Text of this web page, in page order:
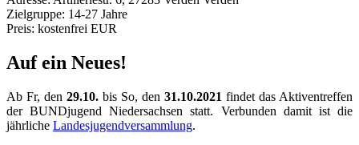
Zielgruppe: 14-27 Jahre
Preis: kostenfrei EUR
Auf ein Neues!
Ab Fr, den 29.10. bis So, den 31.10.2021 findet das Aktiventreffen
der BUNDjugend Niedersachsen statt. Verbunden damit ist die
jährliche Landesjugendversammlung.